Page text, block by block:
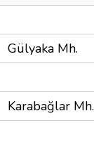
Gülyaka Mh.
Karabağlar Mh.